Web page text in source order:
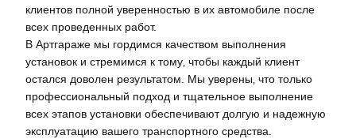
клиентов полной уверенностью в их автомобиле после
всех проведенных работ.
В Артгараже мы гордимся качеством выполнения
установок и стремимся к тому‚ чтобы каждый клиент
остался доволен результатом. Мы уверены‚ что только
профессиональный подход и тщательное выполнение
всех этапов установки обеспечивают долгую и надежную
эксплуатацию вашего транспортного средства.